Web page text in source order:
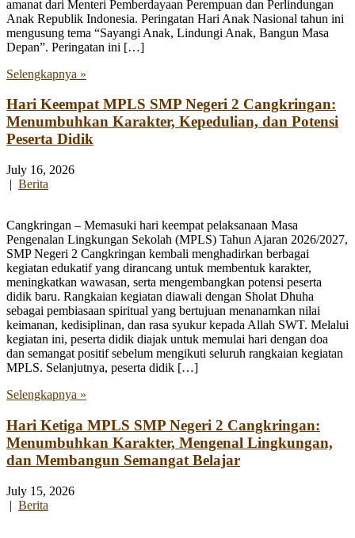
amanat dari Menteri Pemberdayaan Perempuan dan Perlindungan
Anak Republik Indonesia. Peringatan Hari Anak Nasional tahun ini
mengusung tema “Sayangi Anak, Lindungi Anak, Bangun Masa
Depan”. Peringatan ini […]
Selengkapnya »
Hari Keempat MPLS SMP Negeri 2 Cangkringan:
Menumbuhkan Karakter, Kepedulian, dan Potensi
Peserta Didik
July 16, 2026
| Berita
Cangkringan – Memasuki hari keempat pelaksanaan Masa
Pengenalan Lingkungan Sekolah (MPLS) Tahun Ajaran 2026/2027,
SMP Negeri 2 Cangkringan kembali menghadirkan berbagai
kegiatan edukatif yang dirancang untuk membentuk karakter,
meningkatkan wawasan, serta mengembangkan potensi peserta
didik baru. Rangkaian kegiatan diawali dengan Sholat Dhuha
sebagai pembiasaan spiritual yang bertujuan menanamkan nilai
keimanan, kedisiplinan, dan rasa syukur kepada Allah SWT. Melalui
kegiatan ini, peserta didik diajak untuk memulai hari dengan doa
dan semangat positif sebelum mengikuti seluruh rangkaian kegiatan
MPLS. Selanjutnya, peserta didik […]
Selengkapnya »
Hari Ketiga MPLS SMP Negeri 2 Cangkringan:
Menumbuhkan Karakter, Mengenal Lingkungan,
dan Membangun Semangat Belajar
July 15, 2026
| Berita